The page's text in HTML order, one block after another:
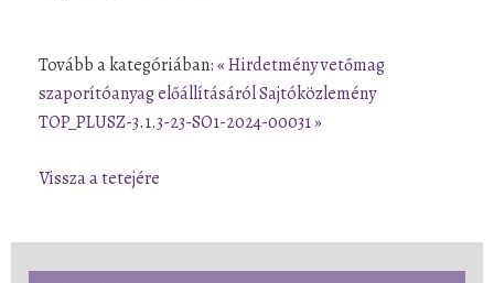
Tovább a kategóriában:« Hirdetmény vetőmag
szaporítóanyag előállításárólSajtóközlemény
TOP_PLUSZ-3.1.3-23-SO1-2024-00031 »
Vissza a tetejére